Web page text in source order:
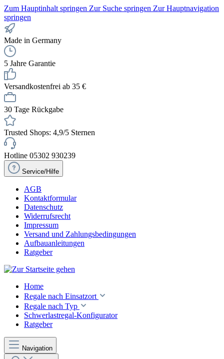
Zum Hauptinhalt springen Zur Suche springen Zur Hauptnavigation
springen
Made in Germany
5 Jahre Garantie
Versandkostenfrei ab 35 €
30 Tage Rückgabe
Trusted Shops: 4,9/5 Sternen
Hotline 05302 930239
Service/Hilfe
AGB
Kontaktformular
Datenschutz
Widerrufsrecht
Impressum
Versand und Zahlungsbedingungen
Aufbauanleitungen
Ratgeber
Home
Regale nach Einsatzort
Regale nach Typ
Schwerlastregal-Konfigurator
Ratgeber
Navigation